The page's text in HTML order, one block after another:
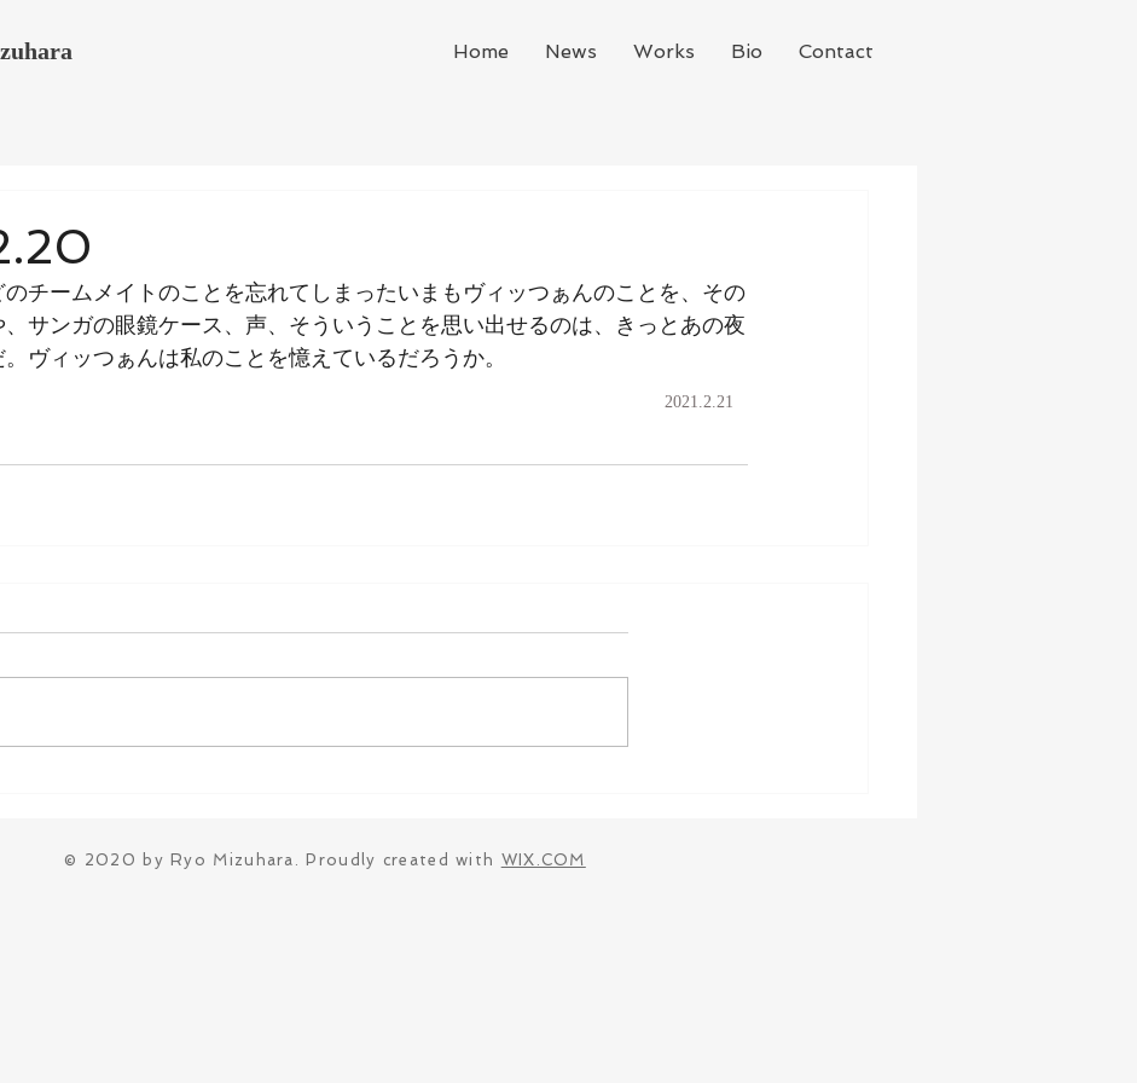
Home News Works Bio Contact
チームメイトのことを忘れてしまったいまもヴィッつぁんのことを、その
サンガの眼鏡ケース、声、そういうことを思い出せるのは、きっとあの夜
ヴィッつぁんは私のことを憶えているだろうか。
2021.2.21
© 2020 by Ryo Mizuhara. Proudly created with WIX.COM